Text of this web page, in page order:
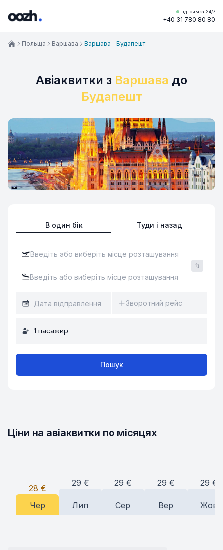
Підтримка 24/7
+40 31 780 80 80
Авіаквитки з Варшава до
Будапешт
В один бік Туди і назад
Зворотний рейс
1 пасажир
Пошук
Польща Варшава Варшава - Будапешт
Ціни на авіаквитки по місяцях
28 €
Чер
29 €
Лип
29 €
Сер
29 €
Вер
29 €
Жов